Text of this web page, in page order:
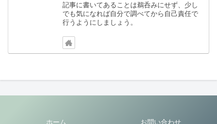
記事に書いてあることは鵜呑みにせず、少し
でも気になれば自分で調べてから自己責任で
行うようにしましょう。
ホーム お問い合わせ